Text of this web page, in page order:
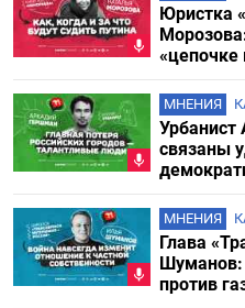
Юристка
«цепочке
МНЕНИЯ
связаны
МНЕНИЯ
Глава
Шуманов:
против